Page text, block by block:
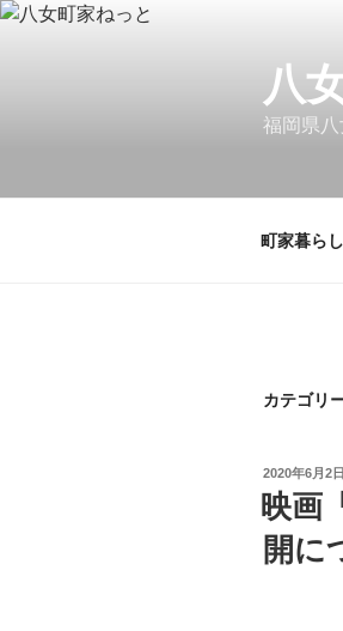
コ
八
福岡県
町家暮ら
カテゴリ
投
稿
日:
2020年6月2日
映画
開に